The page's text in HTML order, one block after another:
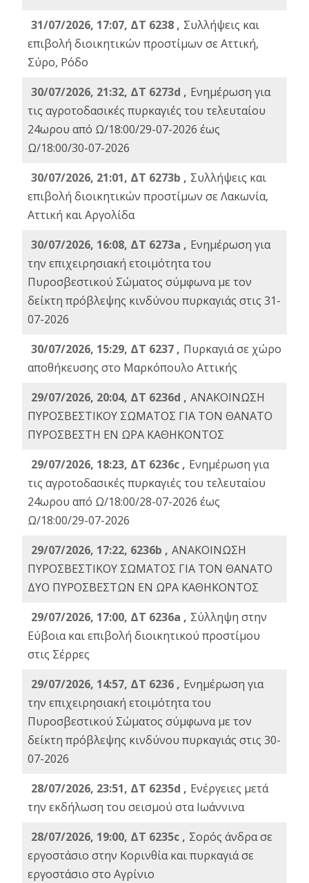
31/07/2026, 17:07, ΔΤ 6238 , Συλλήψεις και
επιβολή διοικητικών προστίμων σε Αττική,
Σύρο, Ρόδο
30/07/2026, 21:32, ΔΤ 6273d , Ενημέρωση για
τις αγροτοδασικές πυρκαγιές του τελευταίου
24ωρου από Ω/18:00/29-07-2026 έως
Ω/18:00/30-07-2026
30/07/2026, 21:01, ΔΤ 6273b , Συλλήψεις και
επιβολή διοικητικών προστίμων σε Λακωνία,
Αττική και Αργολίδα
30/07/2026, 16:08, ΔΤ 6273a , Ενημέρωση για
την επιχειρησιακή ετοιμότητα του
Πυροσβεστικού Σώματος σύμφωνα με τον
δείκτη πρόβλεψης κινδύνου πυρκαγιάς στις 31-
07-2026
30/07/2026, 15:29, ΔΤ 6237 , Πυρκαγιά σε χώρο
αποθήκευσης στο Μαρκόπουλο Αττικής
29/07/2026, 20:04, ΔΤ 6236d , ΑΝΑΚΟΙΝΩΣΗ
ΠΥΡΟΣΒΕΣΤΙΚΟΥ ΣΩΜΑΤΟΣ ΓΙΑ ΤΟΝ ΘΑΝΑΤΟ
ΠΥΡΟΣΒΕΣΤΗ ΕΝ ΩΡΑ ΚΑΘΗΚΟΝΤΟΣ
29/07/2026, 18:23, ΔΤ 6236c , Ενημέρωση για
τις αγροτοδασικές πυρκαγιές του τελευταίου
24ωρου από Ω/18:00/28-07-2026 έως
Ω/18:00/29-07-2026
29/07/2026, 17:22, 6236b , ΑΝΑΚΟΙΝΩΣΗ
ΠΥΡΟΣΒΕΣΤΙΚΟΥ ΣΩΜΑΤΟΣ ΓΙΑ ΤΟΝ ΘΑΝΑΤΟ
ΔΥΟ ΠΥΡΟΣΒΕΣΤΩΝ ΕΝ ΩΡΑ ΚΑΘΗΚΟΝΤΟΣ
29/07/2026, 17:00, ΔΤ 6236a , Σύλληψη στην
Εύβοια και επιβολή διοικητικού προστίμου
στις Σέρρες
29/07/2026, 14:57, ΔΤ 6236 , Ενημέρωση για
την επιχειρησιακή ετοιμότητα του
Πυροσβεστικού Σώματος σύμφωνα με τον
δείκτη πρόβλεψης κινδύνου πυρκαγιάς στις 30-
07-2026
28/07/2026, 23:51, ΔΤ 6235d , Ενέργειες μετά
την εκδήλωση του σεισμού στα Ιωάννινα
28/07/2026, 19:00, ΔΤ 6235c , Σορός άνδρα σε
εργοστάσιο στην Κορινθία και πυρκαγιά σε
εργοστάσιο στο Αγρίνιο